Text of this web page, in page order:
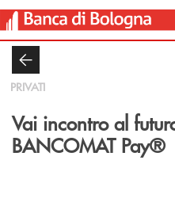
Salta al contenuto principale
PRIVATI
Vai incontro al
BANCOMAT Pay®